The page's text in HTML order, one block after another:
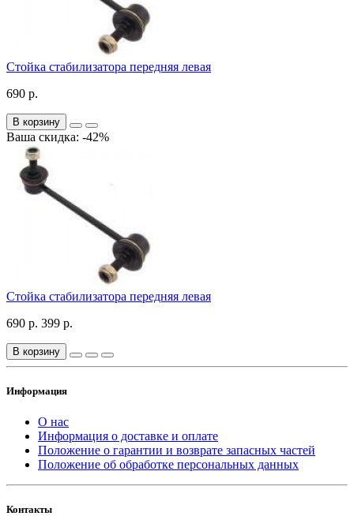
Стойка стабилизатора передняя левая
690 р.
В корзину
Ваша скидка: -42%
Стойка стабилизатора передняя левая
690 р. 399 р.
В корзину
Информация
О нас
Информация о доставке и оплате
Положение о гарантии и возврате запасных частей
Положение об обработке персональных данных
Контакты